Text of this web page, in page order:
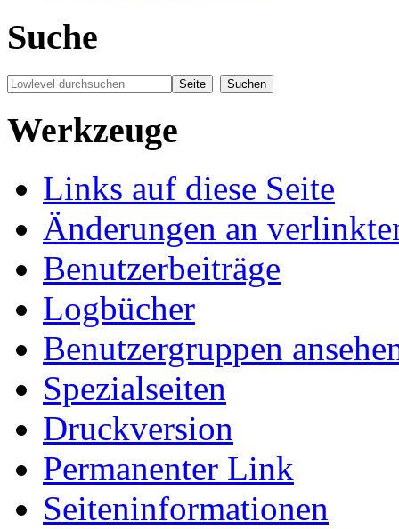
Suche
Werkzeuge
Links auf diese Seite
Änderungen an
Benutzerbeiträge
Logbücher
Benutzergruppen
Spezialseiten
Druckversion
Permanenter Link
Seiten­informationen